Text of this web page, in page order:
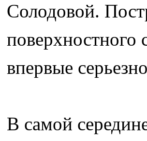
Солодовой.
поверхностного
впервые
В самой